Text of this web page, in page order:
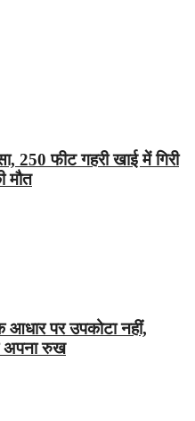
250 फीट गहरी खाई में गिरी
मौत
पर उपकोटा नहीं,
अपना रुख